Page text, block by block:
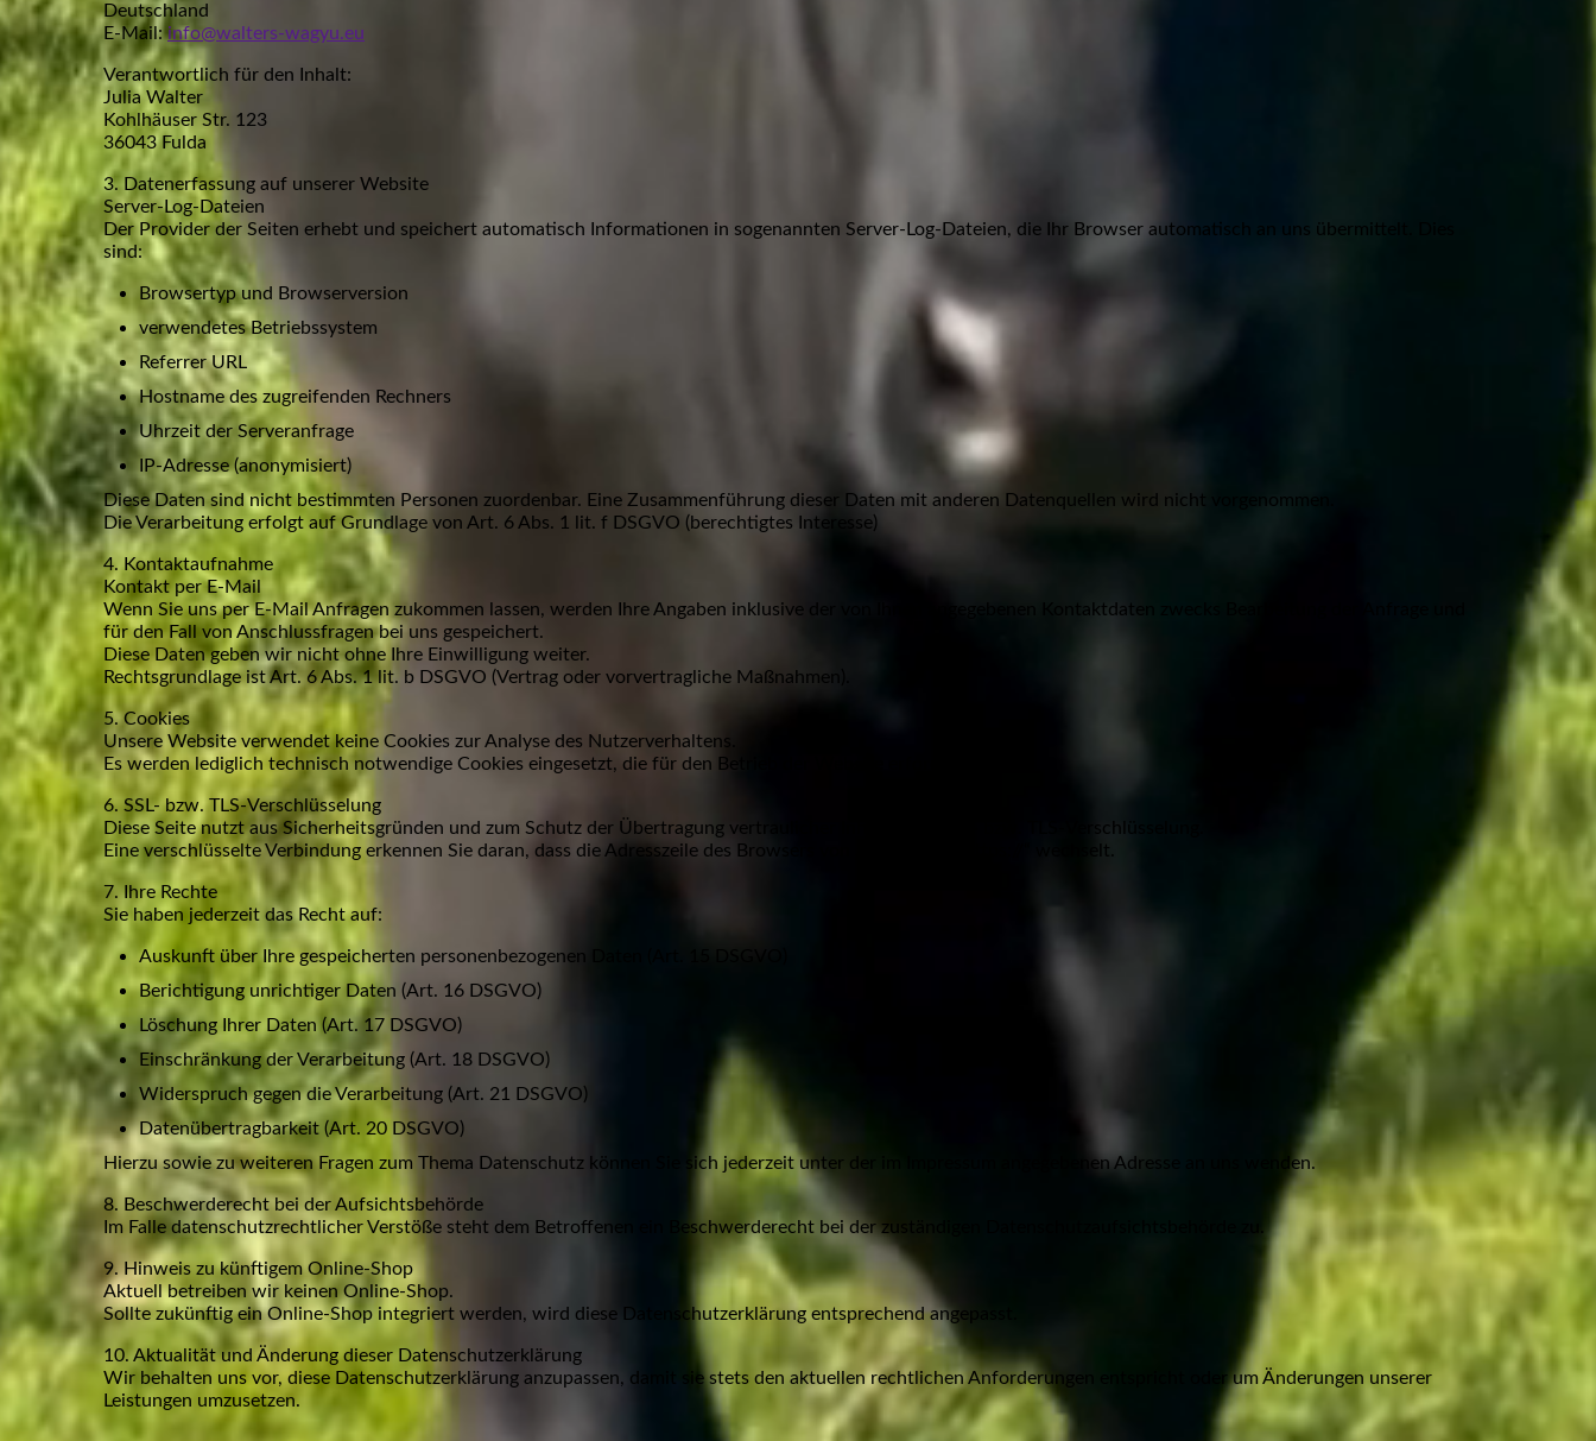
Deutschland
E-Mail:info@walters-wagyu.eu
Verantwortlich für den Inhalt:
Julia Walter
Kohlhäuser Str. 123
36043 Fulda
3. Datenerfassung auf unserer Website
Server-Log-Dateien
Der Provider der Seiten erhebt und speichert automatisch Informationen in sogenannten Server-Log-Dateien, die Ihr Browser automatisch an uns übermittelt. Dies
sind:
Browsertyp und Browserversion
verwendetes Betriebssystem
Referrer URL
Hostname des zugreifenden Rechners
Uhrzeit der Serveranfrage
IP-Adresse (anonymisiert)
Diese Daten sind nicht bestimmten Personen zuordenbar. Eine Zusammenführung dieser Daten mit anderen Datenquellen wird nicht vorgenommen.
Die Verarbeitung erfolgt auf Grundlage von Art. 6 Abs. 1 lit. f DSGVO (berechtigtes Interesse)
4. Kontaktaufnahme
Kontakt per E-Mail
Wenn Sie uns per E-Mail Anfragen zukommen lassen, werden Ihre Angaben inklusive der von Ihnen angegebenen Kontaktdaten zwecks Bearbeitung der Anfrage und
für den Fall von Anschlussfragen bei uns gespeichert.
Diese Daten geben wir nicht ohne Ihre Einwilligung weiter.
Rechtsgrundlage ist Art. 6 Abs. 1 lit. b DSGVO (Vertrag oder vorvertragliche Maßnahmen).
5. Cookies
Unsere Website verwendet keine Cookies zur Analyse des Nutzerverhaltens.
Es werden lediglich technisch notwendige Cookies eingesetzt, die für den Betrieb der Website erforderlich sind.
6. SSL- bzw. TLS-Verschlüsselung
Diese Seite nutzt aus Sicherheitsgründen und zum Schutz der Übertragung vertraulicher Inhalte eine SSL- bzw. TLS-Verschlüsselung.
Eine verschlüsselte Verbindung erkennen Sie daran, dass die Adresszeile des Browsers von „http://“ auf „https://“ wechselt.
7. Ihre Rechte
Sie haben jederzeit das Recht auf:
Auskunft über Ihre gespeicherten personenbezogenen Daten (Art. 15 DSGVO)
Berichtigung unrichtiger Daten (Art. 16 DSGVO)
Löschung Ihrer Daten (Art. 17 DSGVO)
Einschränkung der Verarbeitung (Art. 18 DSGVO)
Widerspruch gegen die Verarbeitung (Art. 21 DSGVO)
Datenübertragbarkeit (Art. 20 DSGVO)
Hierzu sowie zu weiteren Fragen zum Thema Datenschutz können Sie sich jederzeit unter der im Impressum angegebenen Adresse an uns wenden.
8. Beschwerderecht bei der Aufsichtsbehörde
Im Falle datenschutzrechtlicher Verstöße steht dem Betroffenen ein Beschwerderecht bei der zuständigen Datenschutzaufsichtsbehörde zu.
9. Hinweis zu künftigem Online-Shop
Aktuell betreiben wir keinen Online-Shop.
Sollte zukünftig ein Online-Shop integriert werden, wird diese Datenschutzerklärung entsprechend angepasst.
10. Aktualität und Änderung dieser Datenschutzerklärung
Wir behalten uns vor, diese Datenschutzerklärung anzupassen, damit sie stets den aktuellen rechtlichen Anforderungen entspricht oder um Änderungen unserer
Leistungen umzusetzen.